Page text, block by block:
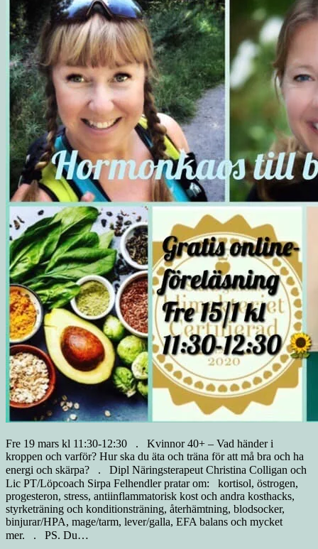
Fre 19 mars kl 11:30-12:30⠀.⠀Kvinnor 40+ – Vad händer i
kroppen och varför? Hur ska du äta och träna för att må bra och ha
energi och skärpa?⠀.⠀Dipl Näringsterapeut Christina Colligan och
Lic PT/Löpcoach Sirpa Felhendler pratar om:⠀kortisol, östrogen,
progesteron, stress, antiinflammatorisk kost och andra kosthacks,
styrketräning och konditionsträning, återhämtning, blodsocker,
binjurar/HPA, mage/tarm, lever/galla, EFA balans och mycket
mer.⠀.⠀PS. Du…